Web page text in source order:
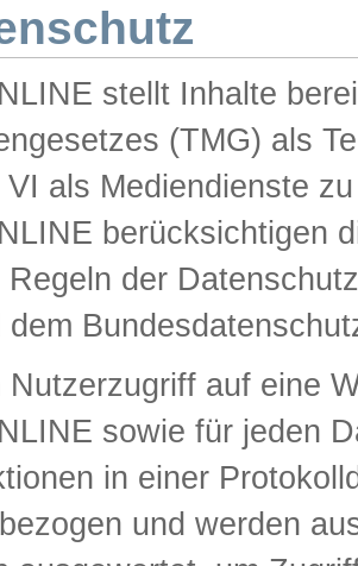
stellt Inhalte
(TMG) als
als Mediendienste
berücksichtigen
Regeln der
dem
Nutzerzugriff auf eine
sowie für jeden
in einer
und werden